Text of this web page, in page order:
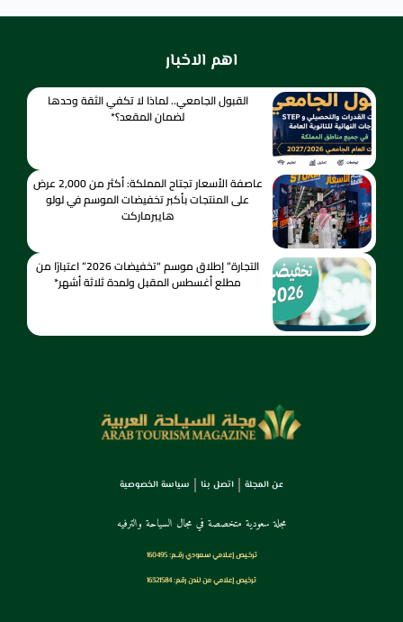
اهم الاخبار
القبول الجامعي.. لماذا لا تكفي الثقة وحدها
لضمان المقعد؟*
عاصفة الأسعار تجتاح المملكة: أكثر من 2,000 عرض
على المنتجات بأكبر تخفيضات الموسم في لولو
هايبرماركت
التجارة” إطلاق موسم “تخفيضات 2026” اعتبارًا من
مطلع أغسطس المقبل ولمدة ثلاثة أشهر*
عن المجلة اتصل بنا سياسة الخصوصية
مجلة سعودية متخصصة في مجال السياحة والترفيه
ترخـيص إعـلامي سـعودي رقــم: 160495
ترخيص إعلامي من لندن رقم: 16321584